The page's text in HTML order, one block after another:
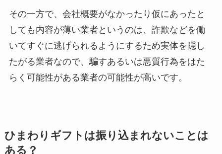
その一方で、会社概要がなかったり仮にあったと
しても内容が薄い業者というのは、詐欺などを働
いてすぐに逃げられるようにするため実体を隠し
たがる業者なので、騙すあるいは悪質行為をはた
らく可能性がある業者の可能性が高いです。
ひまわりギフトは振り込まれないことは
ある？